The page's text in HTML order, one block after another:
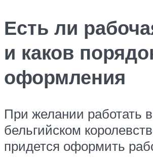
Есть ли
и каков
оформления
При желании работать в
бельгийском
придется оформить